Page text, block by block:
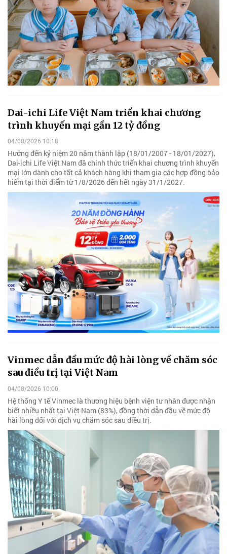
Dai-ichi Life Việt Nam triển khai chương
trình khuyến mại gần 12 tỷ đồng
04/08/2026 10:18
Hướng đến kỷ niệm 20 năm thành lập (18/01/2007 - 18/01/2027),
Dai-ichi Life Việt Nam đã chính thức triển khai chương trình khuyến
mại lớn dành cho tất cả khách hàng khi tham gia các hợp đồng bảo
hiểm tại thời điểm từ 1/8/2026 đến hết ngày 31/1/2027.
Vinmec dẫn đầu mức độ hài lòng về chăm sóc
sau điều trị tại Việt Nam
04/08/2026 10:00
Hệ thống Y tế Vinmec là thương hiệu bệnh viện tư nhân được nhận
biết nhiều nhất tại Việt Nam (83%), đồng thời dẫn đầu về mức độ
hài lòng đối với dịch vụ chăm sóc sau điều trị.